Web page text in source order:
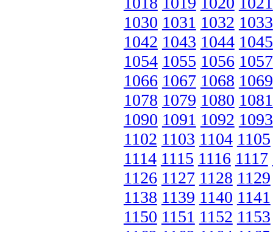
1030 1031 1032 1033
1042 1043 1044 1045
1054 1055 1056 1057
1066 1067 1068 1069
1078 1079 1080 1081
1090 1091 1092 1093
1102 1103 1104 1105
1114 1115 1116 1117
1126 1127 1128 1129
1138 1139 1140 1141
1150 1151 1152 1153